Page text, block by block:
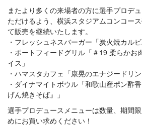
またより多くの来場者の方に選手プロデ
ただけるよう、横浜スタジアムコンコー
て販売を継続いたします。
・フレッシュネスバーガー「炭火焼カルビ
・ポートフィードグリル「＃19 柔らかお
イス」
・ハマスタカフェ「康晃のエナジードリン
・ダイナマイトボウル「和歌山産ポン酢
げん焼きそば』」
選手プロデュースメニューは数量、期間
めにお買い求めください！